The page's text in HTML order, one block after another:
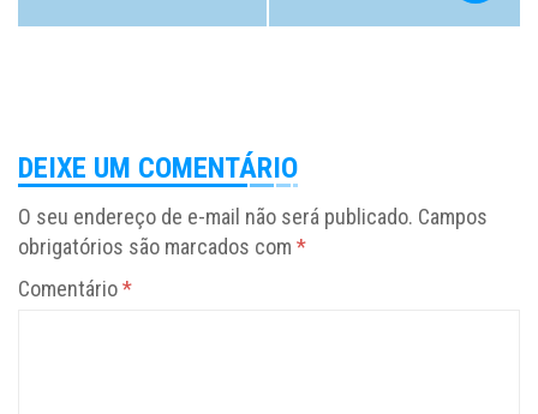
DEIXE UM COMENTÁRIO
O seu endereço de e-mail não será publicado. Campos
obrigatórios são marcados com *
Comentário*